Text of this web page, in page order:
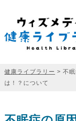
健康ライブラリー > 不
は！？について